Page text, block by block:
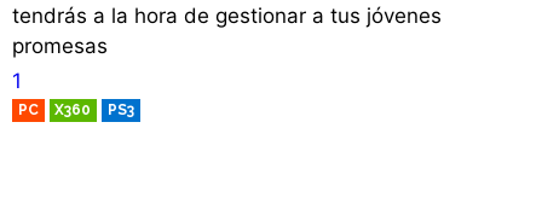
tendrás a la hora de gestionar a tus jóvenes
promesas
1
PC X360 PS3